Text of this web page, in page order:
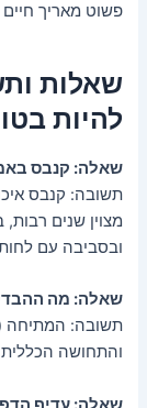
פשוט מאריך
שאלות
להיות
שאלה: קנבס
תשובה: קנבס
מצוין שנים
ובסביבה עם לחות
שאלה: מה ההבדל
תשובה: המתיחה
והתחושה הכללית